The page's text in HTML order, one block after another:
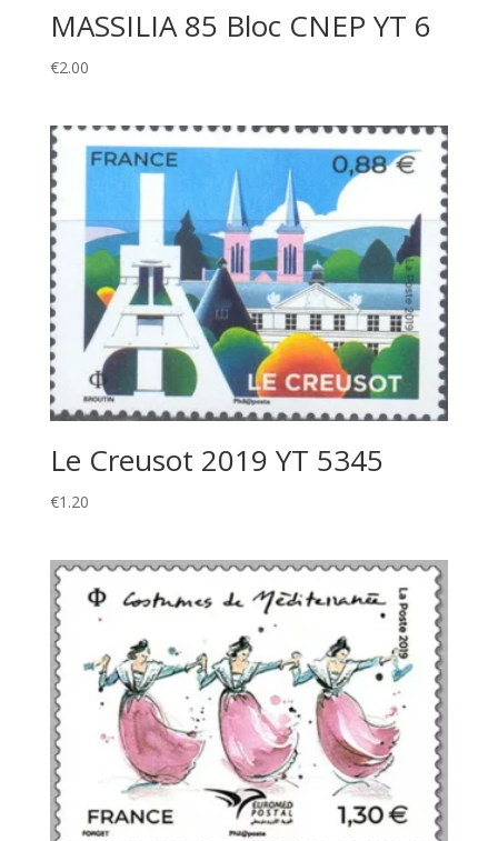
MASSILIA 85 Bloc CNEP YT 6
€2.00
Le Creusot 2019 YT 5345
€1.20